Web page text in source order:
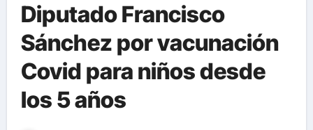
Diputado Francisco
Sánchez por vacunación
Covid para niños desde
los 5 años